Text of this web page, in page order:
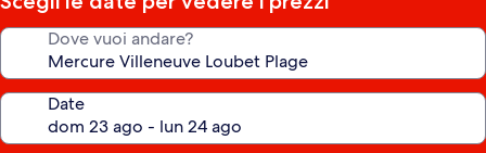
Dove vuoi andare?
Date